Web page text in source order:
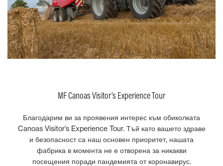
MF Canoas Visitor’s Experience Tour
Благодарим ви за проявения интерес към обиколката
Canoas Visitor’s Experience Tour. Тъй като вашето здраве
и безопасност са наш основен приоритет, нашата
фабрика в момента не е отворена за никакви
посещения поради пандемията от коронавирус.